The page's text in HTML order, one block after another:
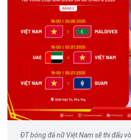
ĐT bóng đá nữ Việt Nam sẽ thi đấu